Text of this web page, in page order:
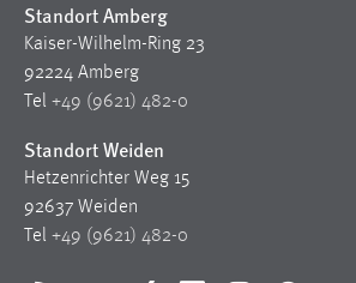
Standort Amberg
Kaiser-Wilhelm-Ring 23
92224 Amberg
Tel +49 (9621) 482-0
Standort Weiden
Hetzenrichter Weg 15
92637 Weiden
Tel +49 (9621) 482-0